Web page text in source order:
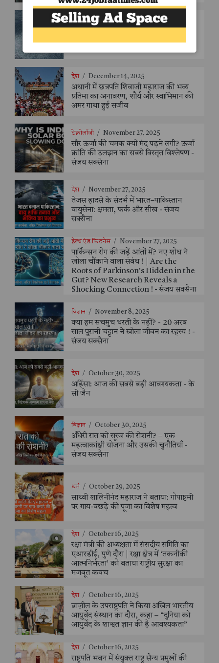
देश / December 14, 2025
देश / December 14, 2025
अथानी में छत्रपति शिवाजी महाराज की भव्य
प्रतिमा का अनावरण, शौर्य और स्वाभिमान की
अमर गाथा हुई सजीव
टेक्नोलॉजी / November 27, 2025
सौर ऊर्जा की चमक क्यों मंद पड़ने लगी? ऊर्जा
क्रांति की उलझन का सबसे विस्तृत विश्लेषण -
संजय सक्सेना
देश / November 27, 2025
तेजस हादसे के संदर्भ में भारत–पाकिस्तान
वायुसेना: क्षमता, फर्क और सीख - संजय
सक्सैना
हेल्थ एंड फिटनेस / November 27, 2025
पार्किन्सन रोग की जड़ें आंतों में? नए शोध ने
खोला चौंकाने वाला संबंध ! | Are the
Roots of Parkinson’s Hidden in the
Gut? New Research Reveals a
Shocking Connection ! - संजय सक्सैना
विज्ञान / November 8, 2025
क्या हम सचमुच धरती के नहीं? - 20 अरब
साल पुरानी चट्टान ने खोला जीवन का रहस्य ! -
संजय सक्सैना
देश / October 30, 2025
अहिंसा: आज की सबसे बड़ी आवश्यकता - के
सी जैन
विज्ञान / October 30, 2025
अँधेरी रात को सूरज की रोशनी? – एक
महत्वाकांक्षी योजना और उसकी चुनौतियाँ -
संजय सक्सैना
धर्म / October 29, 2025
साध्वी शालिनीनंद महाराज ने बताया: गोपाष्टमी
पर गाय-बछड़े की पूजा का विशेष महत्व
देश / October 16, 2025
रक्षा मंत्री की अध्यक्षता में संसदीय समिति का
एआरडीई, पुणे दौरा | रक्षा क्षेत्र में ‘तकनीकी
आत्मनिर्भरता’ को बताया राष्ट्रीय सुरक्षा का
मजबूत कवच
देश / October 16, 2025
ब्राज़ील के उपराष्ट्रपति ने किया अखिल भारतीय
आयुर्वेद संस्थान का दौरा, कहा – “दुनिया को
आयुर्वेद के शाश्वत ज्ञान की है आवश्यकता”
देश / October 16, 2025
राष्ट्रपति भवन में संयुक्त राष्ट्र सैन्य प्रमुखों की